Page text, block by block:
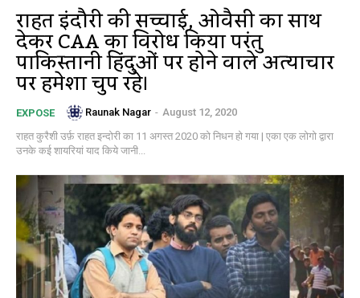
राहत इंदौरी की सच्चाई, ओवैसी का साथ
देकर CAA का विरोध किया परंतु
पाकिस्तानी हिंदुओं पर होने वाले अत्याचार
पर हमेशा चुप रहे।
EXPOSE Raunak Nagar - August 12, 2020
राहत कुरैशी उर्फ़ राहत इन्दोरी का 11 अगस्त 2020 को निधन हो गया | एका एक लोगो द्वारा
उनके कई शायरियां याद किये जानी...